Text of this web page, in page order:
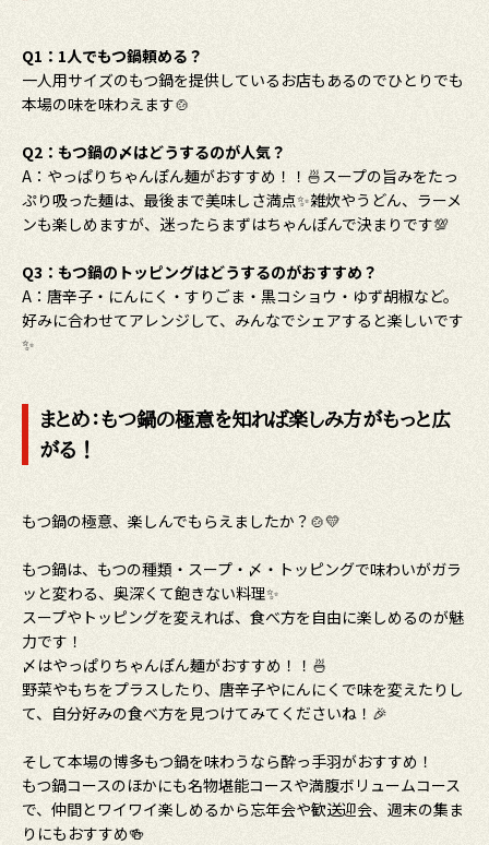
Q1：1人でもつ鍋頼める？
一人用サイズのもつ鍋を提供しているお店もあるのでひとりでも
本場の味を味わえます🍲
Q2：もつ鍋の〆はどうするのが人気？
A：やっぱりちゃんぽん麺がおすすめ！！🍜スープの旨みをたっ
ぷり吸った麺は、最後まで美味しさ満点✨雑炊やうどん、ラーメ
ンも楽しめますが、迷ったらまずはちゃんぽんで決まりです💯
Q3：もつ鍋のトッピングはどうするのがおすすめ？
A：唐辛子・にんにく・すりごま・黒コショウ・ゆず胡椒など。
好みに合わせてアレンジして、みんなでシェアすると楽しいです
✨
まとめ：もつ鍋の極意を知れば楽しみ方がもっと広
がる！
もつ鍋の極意、楽しんでもらえましたか？🍲💛
もつ鍋は、もつの種類・スープ・〆・トッピングで味わいがガラ
ッと変わる、奥深くて飽きない料理✨
スープやトッピングを変えれば、食べ方を自由に楽しめるのが魅
力です！
〆はやっぱりちゃんぽん麺がおすすめ！！🍜
野菜やもちをプラスしたり、唐辛子やにんにくで味を変えたりし
て、自分好みの食べ方を見つけてみてくださいね！🎉
そして本場の博多もつ鍋を味わうなら酔っ手羽がおすすめ！
もつ鍋コースのほかにも名物堪能コースや満腹ボリュームコース
で、仲間とワイワイ楽しめるから忘年会や歓送迎会、週末の集ま
りにもおすすめ🍻